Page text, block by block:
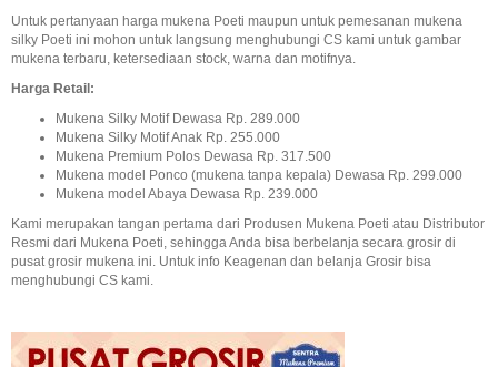
Untuk pertanyaan harga mukena Poeti maupun untuk pemesanan mukena
silky Poeti ini mohon untuk langsung menghubungi CS kami untuk gambar
mukena terbaru, ketersediaan stock, warna dan motifnya.
Harga Retail:
Mukena Silky Motif Dewasa Rp. 289.000
Mukena Silky Motif Anak Rp. 255.000
Mukena Premium Polos Dewasa Rp. 317.500
Mukena model Ponco (mukena tanpa kepala) Dewasa Rp. 299.000
Mukena model Abaya Dewasa Rp. 239.000
Kami merupakan tangan pertama dari Produsen Mukena Poeti atau Distributor
Resmi dari Mukena Poeti, sehingga Anda bisa berbelanja secara grosir di
pusat grosir mukena ini. Untuk info Keagenan dan belanja Grosir bisa
menghubungi CS kami.